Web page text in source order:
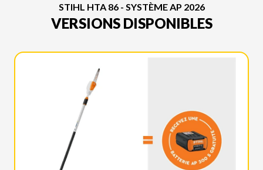
STIHL HTA 86 - SYSTÈME AP 2026
VERSIONS DISPONIBLES